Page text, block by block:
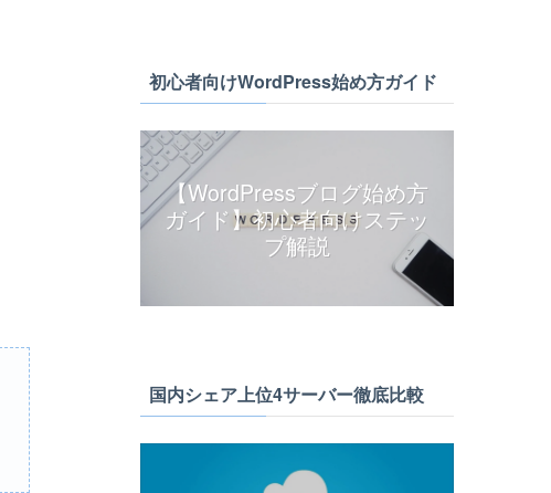
初心者向けWordPress始め方ガイド
【WordPressブログ始め方
ガイド】初心者向けステッ
プ解説
国内シェア上位4サーバー徹底比較